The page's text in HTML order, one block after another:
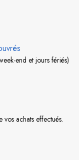
end et jours fériés)
vos achats effectués.